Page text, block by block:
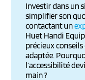
Investir dans un
simplifier son
contactant un
Huet Handi
précieux
adaptée.
l’accessibilité
main ?